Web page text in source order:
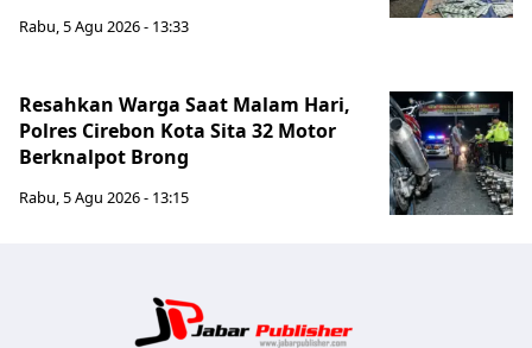
Rabu, 5 Agu 2026 - 13:33
Resahkan Warga Saat Malam Hari,
Polres Cirebon Kota Sita 32 Motor
Berknalpot Brong
Rabu, 5 Agu 2026 - 13:15